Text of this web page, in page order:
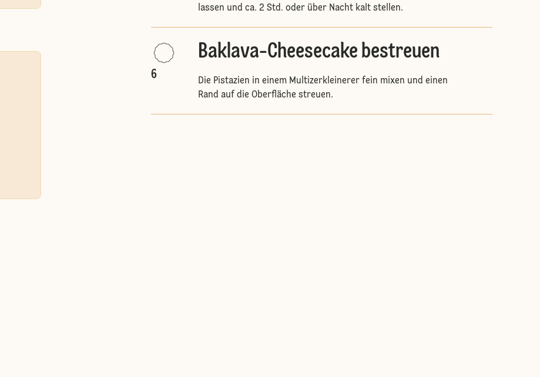
lassen und ca. 2 Std. oder über Nacht kalt stellen.
6
Baklava-Cheesecake bestreuen
Die Pistazien in einem Multizerkleinerer fein mixen und einen
Rand auf die Oberfläche streuen.